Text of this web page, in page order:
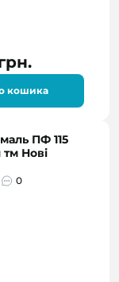
кошика
ПФ 115
Нові
0